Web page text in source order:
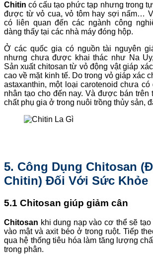
Chitin có cấu tạo phức tạp nhưng trong
được từ vỏ cua, vỏ tôm hay sợi nấm…
có liên quan đến các ngành công
dàng thấy tại các nhà máy đóng hộp.
Ở các quốc gia có nguồn tài nguyên
nhưng chưa được khai thác như Na
Sản xuất chitosan từ vỏ động vật giáp
cao về mặt kinh tế. Do trong vỏ giáp xác
astaxanthin, một loại carotenoid chưa
nhân tạo cho đến nay. Và được bán
chất phụ gia ở trong nuôi trồng thủy sản,
5. Công Dụng Chitosan
Chitin) Đối Với Sức Khỏe
5.1 Chitosan giúp giảm cân
Chitosan khi dung nạp vào cơ thể sẽ
vào mật và axit béo ở trong ruột. Tiếp
qua hệ thống tiêu hóa làm tăng lượng
trong phân.